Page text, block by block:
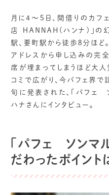
月に４～5日、間借りのカフ
店 HANNAH(ハンナ)」の
駅、要町駅から徒歩8分ほど
アドレスから申し込みの完
席が埋まってしまうほど大
コミで広がり、今パフェ界で
旬に発表された、「パフェ
ハナさんにインタビュー。
「パフェ ソンマ
だわったポイント